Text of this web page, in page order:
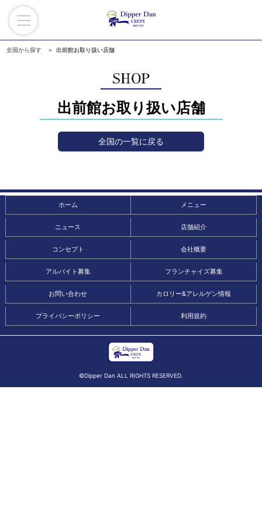
全国から探す 出前館お取り扱い店舗
出前館お取り扱い店舗
全国の一覧に戻る
ホーム メニュー
ニュース 店舗紹介
コンセプト 会社概要
アルバイト募集 フランチャイズ募集
お問い合わせ カロリー&アレルゲン情報
プライバシーポリシー 利用規約
©Dipper Dan ALL RIGHTS RESERVED.